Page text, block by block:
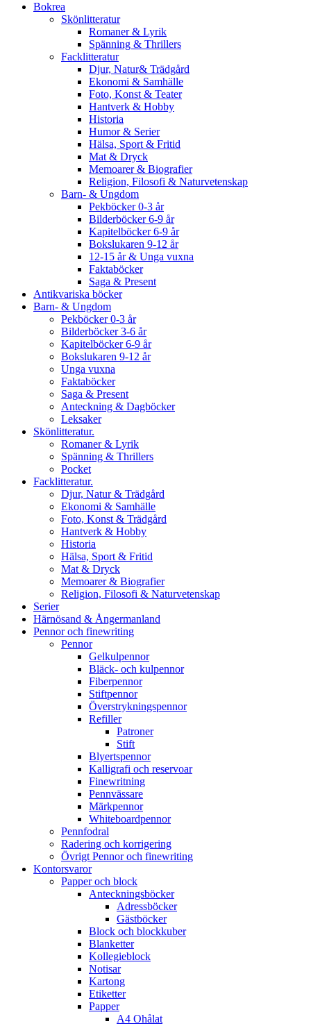
Bokrea
Skönlitteratur
Romaner & Lyrik
Spänning & Thrillers
Facklitteratur
Djur, Natur& Trädgård
Ekonomi & Samhälle
Foto, Konst & Teater
Hantverk & Hobby
Historia
Humor & Serier
Hälsa, Sport & Fritid
Mat & Dryck
Memoarer & Biografier
Religion, Filosofi & Naturvetenskap
Barn- & Ungdom
Pekböcker 0-3 år
Bilderböcker 6-9 år
Kapitelböcker 6-9 år
Bokslukaren 9-12 år
12-15 år & Unga vuxna
Faktaböcker
Saga & Present
Antikvariska böcker
Barn- & Ungdom
Pekböcker 0-3 år
Bilderböcker 3-6 år
Kapitelböcker 6-9 år
Bokslukaren 9-12 år
Unga vuxna
Faktaböcker
Saga & Present
Anteckning & Dagböcker
Leksaker
Skönlitteratur.
Romaner & Lyrik
Spänning & Thrillers
Pocket
Facklitteratur.
Djur, Natur & Trädgård
Ekonomi & Samhälle
Foto, Konst & Trädgård
Hantverk & Hobby
Historia
Hälsa, Sport & Fritid
Mat & Dryck
Memoarer & Biografier
Religion, Filosofi & Naturvetenskap
Serier
Härnösand & Ångermanland
Pennor och finewriting
Pennor
Gelkulpennor
Bläck- och kulpennor
Fiberpennor
Stiftpennor
Överstrykningspennor
Refiller
Patroner
Stift
Blyertspennor
Kalligrafi och reservoar
Finewritning
Pennvässare
Märkpennor
Whiteboardpennor
Pennfodral
Radering och korrigering
Övrigt Pennor och finewriting
Kontorsvaror
Papper och block
Anteckningsböcker
Adressböcker
Gästböcker
Block och blockkuber
Blanketter
Kollegieblock
Notisar
Kartong
Etiketter
Papper
A4 Ohålat